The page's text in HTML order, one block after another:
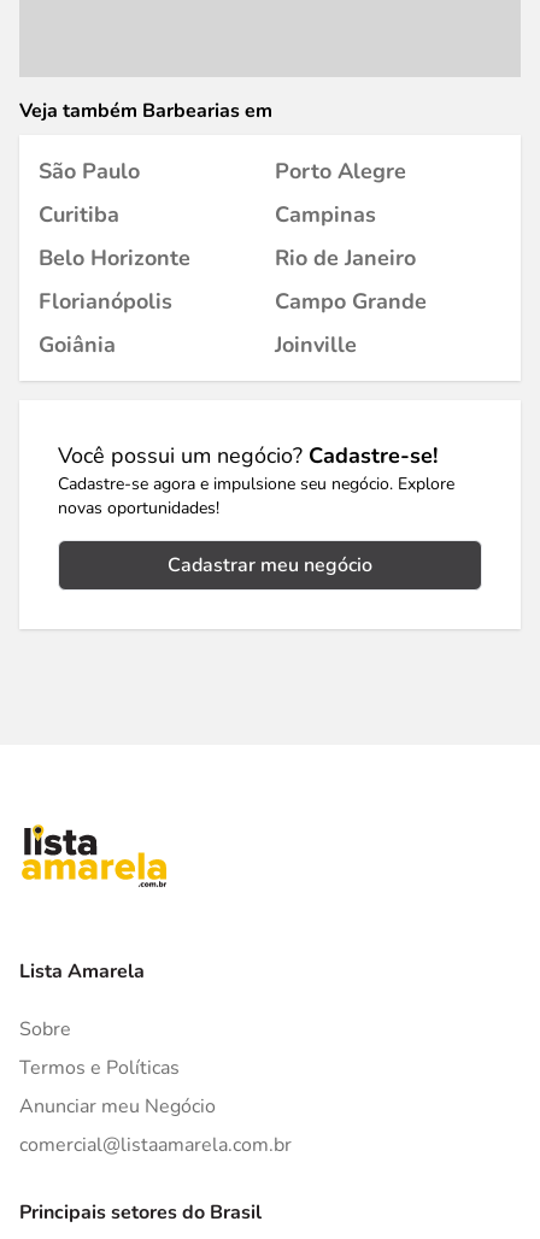
Veja também Barbearias em
São Paulo
Porto Alegre
Curitiba
Campinas
Belo Horizonte
Rio de Janeiro
Florianópolis
Campo Grande
Goiânia
Joinville
Você possui um negócio? Cadastre-se!
Cadastre-se agora e impulsione seu negócio. Explore
novas oportunidades!
Cadastrar meu negócio
Lista Amarela
Sobre
Termos e Políticas
Anunciar meu Negócio
comercial@listaamarela.com.br
Principais setores do Brasil